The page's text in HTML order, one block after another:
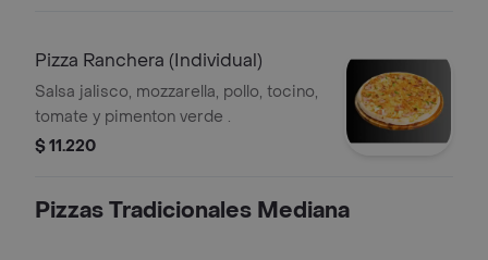
Pizza Ranchera (Individual)
Salsa jalisco, mozzarella, pollo, tocino,
tomate y pimenton verde .
$ 11.220
Pizzas Tradicionales Mediana